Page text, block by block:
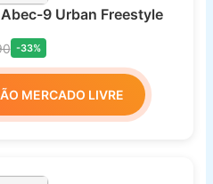
9 Urban Freestyle
-33%
MERCADO LIVRE